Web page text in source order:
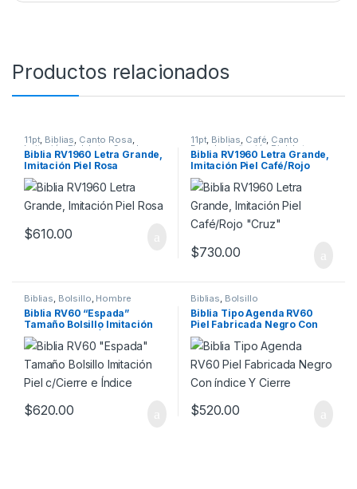
Productos relacionados
11pt, Biblias, Canto Rosa,
Imitación Piel ,Letra Grande
Migración ,Reina Valera 1960,
Rosa,Tamaño Manual
Biblia RV1960 Letra Grande,
Imitación Piel Rosa
$610.00
11pt, Biblias, Café, Canto
Dorado,Imitación Piel ,Letra
Grande,Migración,Reina Valera
1960,Tamaño Manual
Biblia RV1960 Letra Grande,
Imitación Piel Café/Rojo
“Cruz”
$730.00
Biblias, Bolsillo, Hombre
Biblia RV60 “Espada”
Tamaño Bolsillo Imitación
Piel c/Cierre e Índice
$620.00
Biblias, Bolsillo
Biblia Tipo Agenda RV60
Piel Fabricada Negro Con
índice Y Cierre
$520.00